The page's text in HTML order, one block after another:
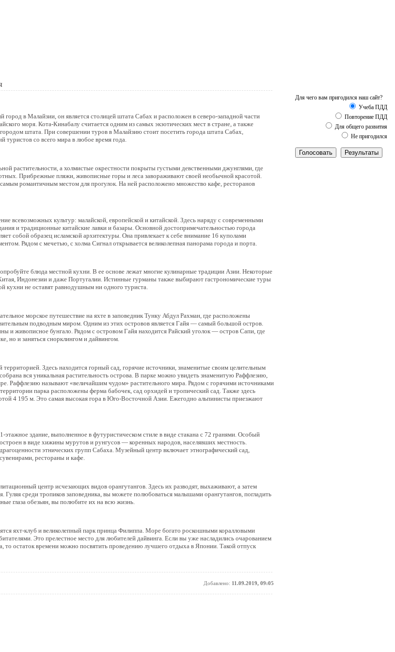
в Малайзии, он является столицей штата Сабах и расположен в северо-западной части
моря. Кота-Кинабалу считается одним из самых экзотических мест в стране, а также
штата. При совершении туров в Малайзию стоит посетить города штата Сабах,
туристов со всего мира в любое время года.
растительности, а холмистые окрестности покрыты густыми девственными джунглями, где
Прибрежные пляжи, живописные горы и леса завораживают своей необычной красотой.
романтичным местом для прогулок. На ней расположено множество кафе, ресторанов
всевозможных культур: малайской, европейской и китайской. Здесь наряду с современными
и традиционные китайские лавки и базары. Основной достопримечательностью города
собой образец исламской архитектуры. Она привлекает к себе внимание 16 куполами
Рядом с мечетью, с холма Сигнал открывается великолепная панорама города и порта.
блюда местной кухни. В ее основе лежат многие кулинарные традиции Азии. Некоторые
Индонезии и даже Португалии. Истинные гурманы также выбирают гастрономические туры
кухни не оставят равнодушным ни одного туриста.
морское путешествие на яхте в заповедник Тунку Абдул Рахман, где расположены
подводным миром. Одним из этих островов является Гайя — самый большой остров.
и живописное бунгало. Рядом с островом Гайя находится Райский уголок — остров Сапи, где
но и заняться снорклингом и дайвингом.
Здесь находится горный сад, горячие источники, знаменитые своим целительным
вся уникальная растительность острова. В парке можно увидеть знаменитую Раффлезию,
Раффлезию называют «величайшим чудом» растительного мира. Рядом с горячими источниками
парка расположены ферма бабочек, сад орхидей и тропический сад. Также здесь
4 195 м. Это самая высокая гора в Юго-Восточной Азии. Ежегодно альпинисты приезжают
этажное здание, выполненное в футуристическом стиле в виде стакана с 72 гранями. Особый
в виде хижины мурутов и рунгусов — коренных народов, населявших местность.
этнических групп Сабаха. Музейный центр включает этнографический сад,
рестораны и кафе.
центр исчезающих видов орангутангов. Здесь их разводят, выхаживают, а затем
Гуляя среди тропиков заповедника, вы можете полюбоваться малышами орангутангов, погладить
глаза обезьян, вы полюбите их на всю жизнь.
яхт-клуб и великолепный парк принца Филиппа. Море богато роскошными коралловыми
Это прелестное место для любителей дайвинга. Если вы уже насладились очарованием
то остаток времени можно посвятить проведению лучшего отдыха в Японии. Такой отпуск
Добавлено: 11.09.2019, 09:05
Для чего вам пригодился наш сайт?
Учеба ПДД
Повторение ПДД
Для общего развития
Не пригодился